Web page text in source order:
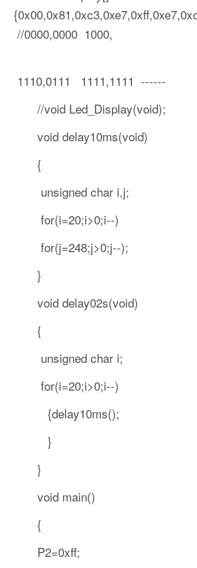
//0000,0000 1000,
//0001
1110,0111 1111,1111 ------
//void Led_Display(void);
void delay10ms(void)
{
unsigned char i,j;
for(i=20;i>0;i--)
for(j=248;j>0;j--);
}
void delay02s(void)
{
unsigned char i;
for(i=20;i>0;i--)
{delay10ms();
}
}
void main()
{
P2=0xff;